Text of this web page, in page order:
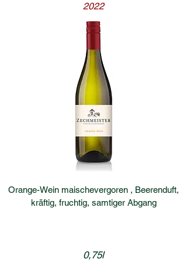
2022
Orange-Wein maischevergoren , Beerenduft,
kräftig, fruchtig, samtiger Abgang
0,75l